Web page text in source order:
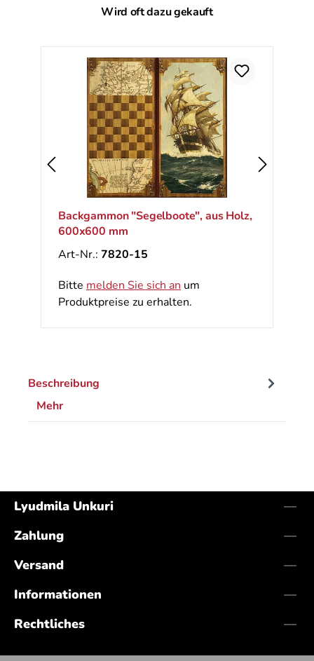
Produktgalerie überspringen
Wird oft dazu gekauft
Backgammon "Segelboote", aus Holz,
600x600 mm
Art-Nr.: 7820-15
Bitte melden Sie sich an um
Produktpreise zu erhalten.
Beschreibung
Mehr
Lyudmila Unkuri
Zahlung
Versand
Informationen
Rechtliches